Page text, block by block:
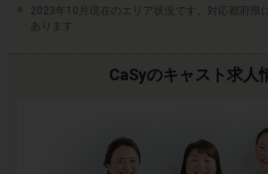
2023年10月現在のエリア状況です。対応都府県
あります
CaSyのキャスト求人